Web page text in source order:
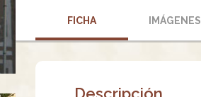
FICHA IMÁGENES